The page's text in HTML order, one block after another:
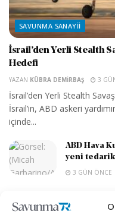
SAVUNMA SANAYII
İsrail’den Yerli Stealth
Hedefi
YAZAN KÜBRA DEMIRBAŞ 3
İsrail’den Yerli Stealth
İsrail’in, ABD askeri
içinde...
ABD Hava
yeni
3 GÜN ÖNCE
düzenli